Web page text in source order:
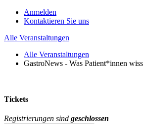
Anmelden
Kontaktieren Sie uns
Alle Veranstaltungen
Alle Veranstaltungen
GastroNews - Was Patient*innen
Tickets
Registrierungen sind geschlossen